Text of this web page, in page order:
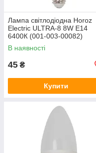
Лампа світлодіодна Horoz
Electric ULTRA-8 8W E14
6400К (001-003-00082)
В наявності
45 ₴
Купити